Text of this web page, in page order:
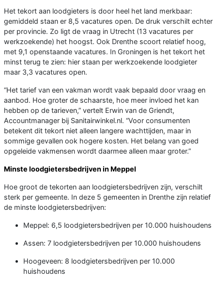
Het tekort aan loodgieters is door heel het land merkbaar:
gemiddeld staan er 8,5 vacatures open. De druk verschilt echter
per provincie. Zo ligt de vraag in Utrecht (13 vacatures per
werkzoekende) het hoogst. Ook Drenthe scoort relatief hoog,
met 9,1 openstaande vacatures. In Groningen is het tekort het
minst terug te zien: hier staan per werkzoekende loodgieter
maar 3,3 vacatures open.
“Het tarief van een vakman wordt vaak bepaald door vraag en
aanbod. Hoe groter de schaarste, hoe meer invloed het kan
hebben op de tarieven,” vertelt Erwin van de Griendt,
Accountmanager bij Sanitairwinkel.nl. “Voor consumenten
betekent dit tekort niet alleen langere wachttijden, maar in
sommige gevallen ook hogere kosten. Het belang van goed
opgeleide vakmensen wordt daarmee alleen maar groter.”
Minste loodgietersbedrijven in Meppel
Hoe groot de tekorten aan loodgietersbedrijven zijn, verschilt
sterk per gemeente. In deze 5 gemeenten in Drenthe zijn relatief
de minste loodgietersbedrijven:
Meppel: 6,5 loodgietersbedrijven per 10.000 huishoudens
Assen: 7 loodgietersbedrijven per 10.000 huishoudens
Hoogeveen: 8 loodgietersbedrijven per 10.000
huishoudens